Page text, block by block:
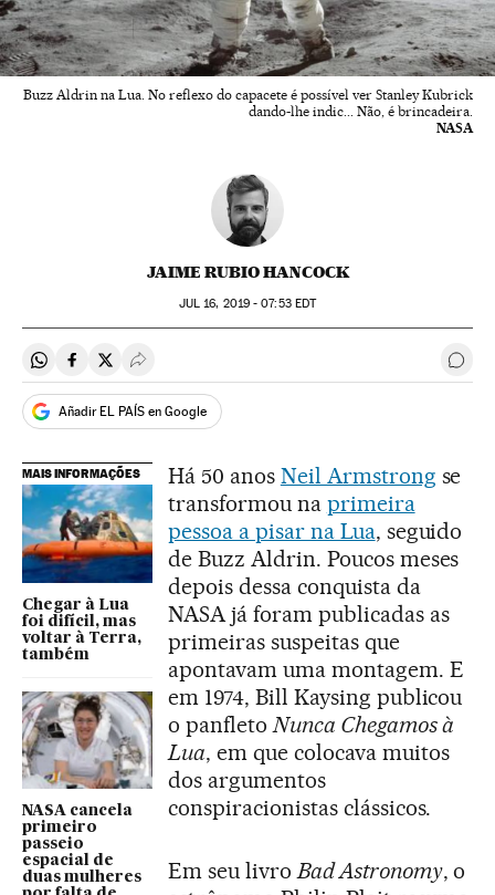
Buzz Aldrin na Lua. No reflexo do capacete é possível ver Stanley Kubrick
dando-lhe indic... Não, é brincadeira.
NASA
JAIME RUBIO HANCOCK
JUL 16, 2019 - 07:53EDT
Compartir en Whatsapp
Compartir en Facebook
Compartir en Twitter
Desplegar Redes Sociales
Añadir EL PAÍS en Google
MAIS INFORMAÇÕES
Chegar à Lua
foi difícil, mas
voltar à Terra,
também
NASA cancela
primeiro
passeio
espacial de
duas mulheres
Há 50 anos Neil Armstrong se
transformou na primeira
pessoa a pisar na Lua, seguido
de Buzz Aldrin. Poucos meses
depois dessa conquista da
NASA já foram publicadas as
primeiras suspeitas que
apontavam uma montagem. E
em 1974, Bill Kaysing publicou
o panfletoNunca Chegamos à
Lua, em que colocava muitos
dos argumentos
conspiracionistas clássicos.
Em seu livroBad Astronomy, o